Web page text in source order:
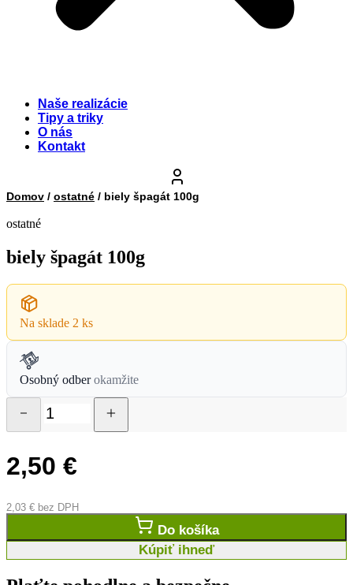
Naše realizácie
Tipy a triky
O nás
Kontakt
Domov / ostatné / biely špagát 100g
ostatné
biely špagát 100g
Na sklade 2 ks
Osobný odber okamžite
2,50 €
2,03 € bez DPH
Do košíka
Kúpiť ihneď